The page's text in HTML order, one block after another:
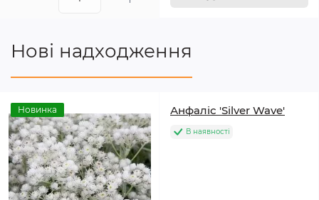
Нові надходження
Новинка Анфаліс 'Silver Wave'
В наявності